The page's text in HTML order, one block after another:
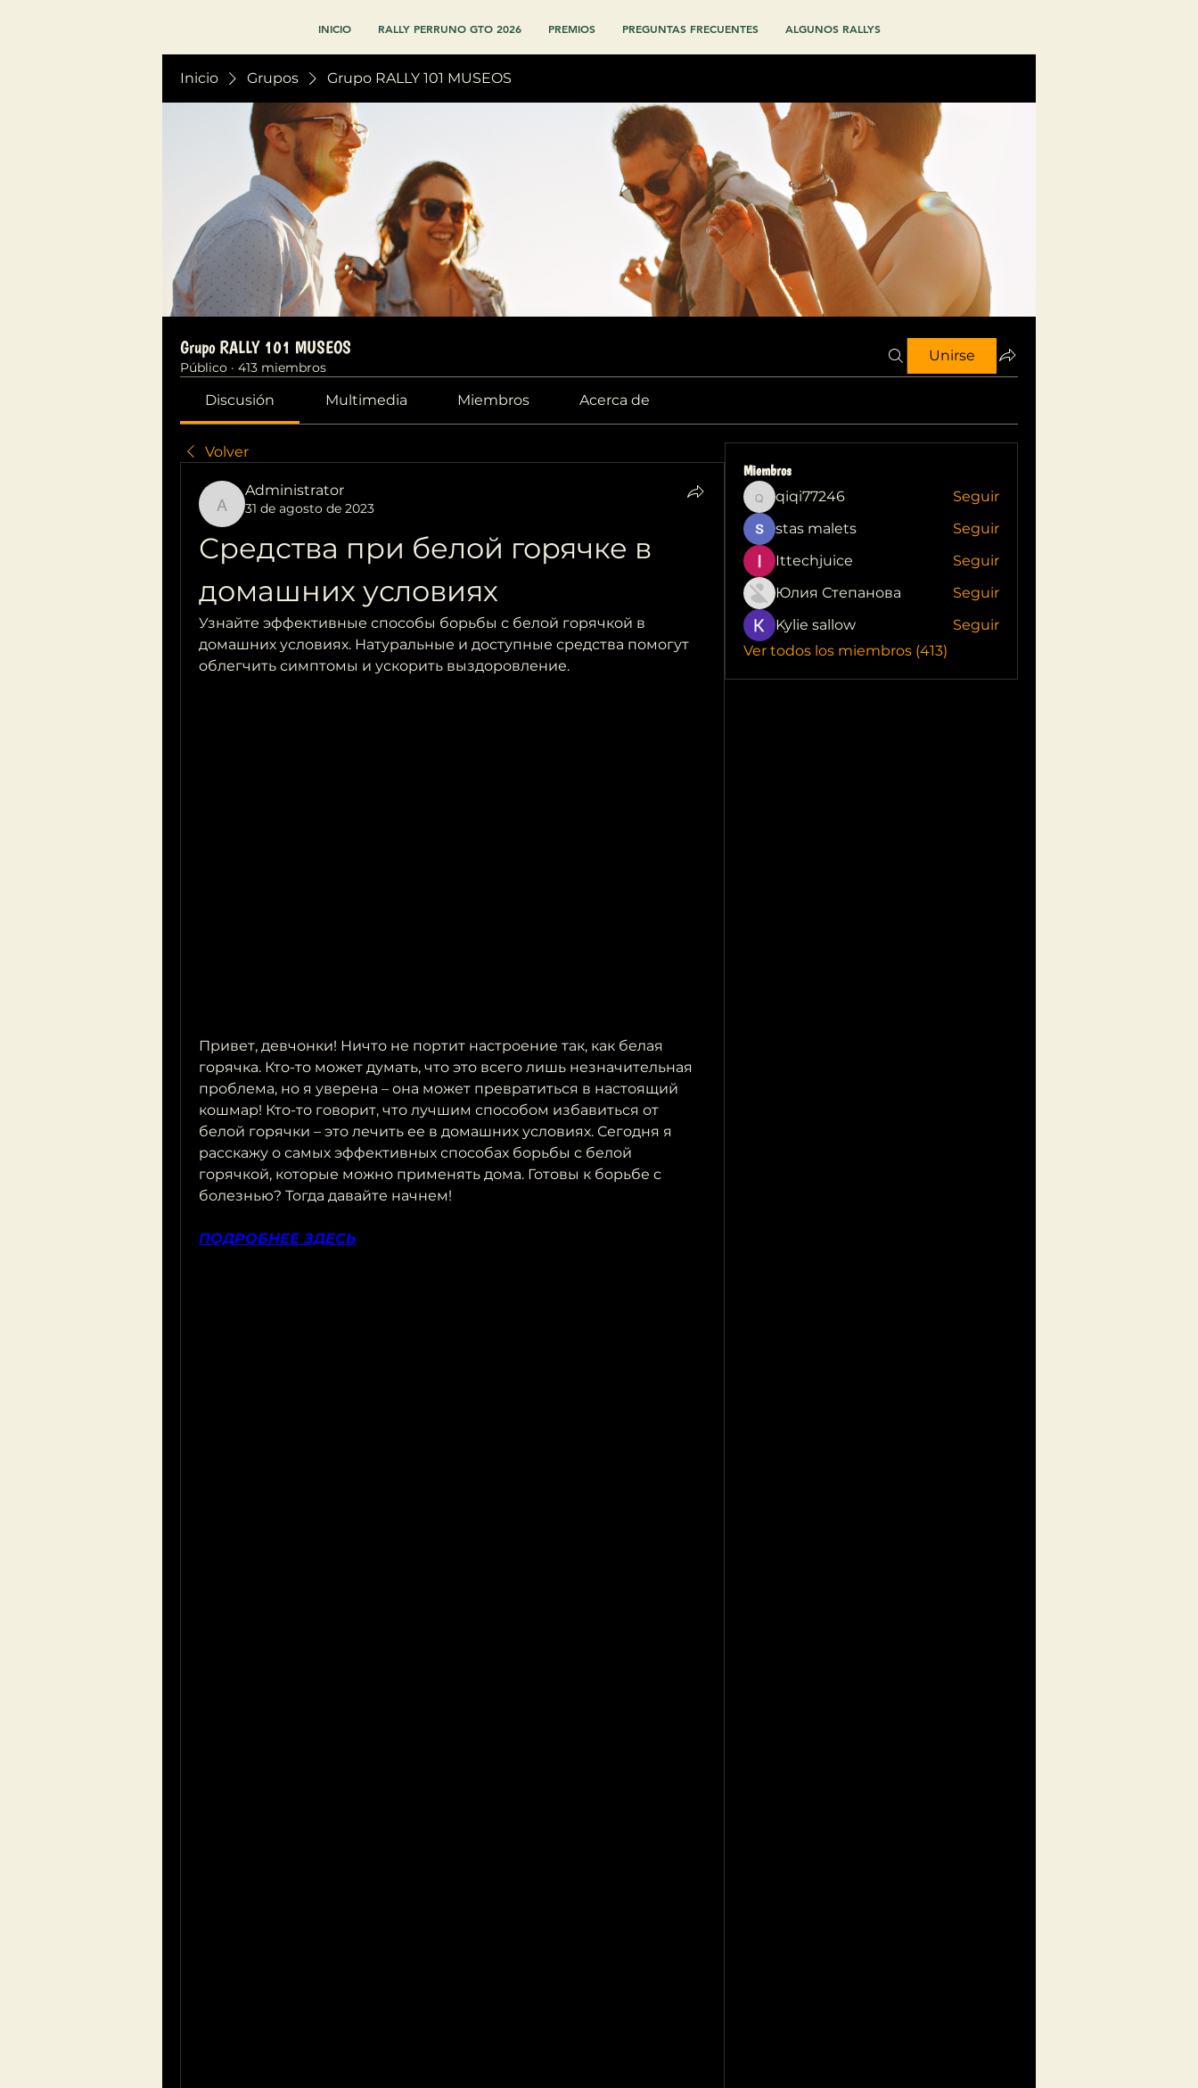
INICIO RALLY PERRUNO GTO 2026 PREMIOS PREGUNTAS FRECUENTES ALGUNOS RALLYS
Inicio Grupos Grupo RALLY 101 MUSEOS
Grupo RALLY 101 MUSEOS
Público · 413 miembros
Unirse
Discusión Multimedia Miembros Acerca de
Volver
Administrator
Administrator
31 de agosto de 2023
Средства при белой горячке в
домашних условиях
Узнайте эффективные способы борьбы с белой горячкой в
домашних условиях. Натуральные и доступные средства помогут
облегчить симптомы и ускорить выздоровление.
Привет, девчонки! Ничто не портит настроение так, как белая
горячка. Кто-то может думать, что это всего лишь незначительная
проблема, но я уверена – она может превратиться в настоящий
кошмар! Кто-то говорит, что лучшим способом избавиться от
белой горячки – это лечить ее в домашних условиях. Сегодня я
расскажу о самых эффективных способах борьбы с белой
горячкой, которые можно применять дома. Готовы к борьбе с
болезнью? Тогда давайте начнем!
ПОДРОБНЕЕ ЗДЕСЬ
Miembros
qiqi77246
qiqi77246
Seguir
stas malets
Seguir
Ittechjuice
Seguir
Юлия Степанова
Seguir
Kylie sallow
Seguir
Ver todos los miembros (413)